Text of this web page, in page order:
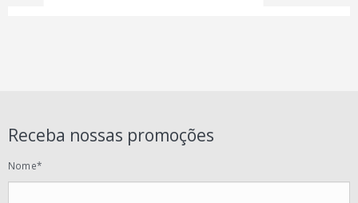
Receba nossas promoções
Nome*